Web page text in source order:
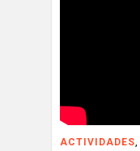
ACTIVIDADES,